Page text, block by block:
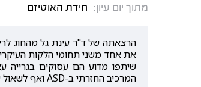
מתוך יום עיון: חידת האוטיזם
הרצאתה של ד"ר עינת גל מהחוג
את אחד משני תחומי הלקות
שיתפו מדוע הם עסוקים בגרייה
המרכיב החזרתי ב-ASD ואף לשאול על חשיבותו ומיקומו של סימפטום זה בתהליך אבחון ההפרעות על הרצף.